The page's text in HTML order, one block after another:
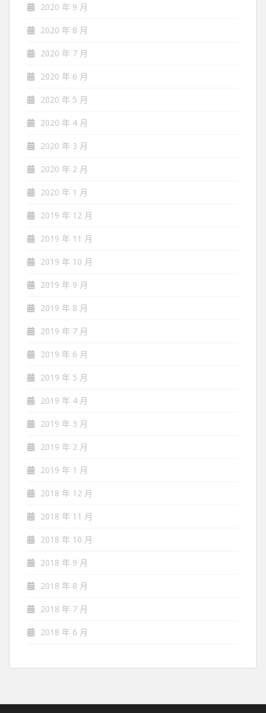
2020 年 9 月
2020 年 8 月
2020 年 7 月
2020 年 6 月
2020 年 5 月
2020 年 4 月
2020 年 3 月
2020 年 2 月
2020 年 1 月
2019 年 12 月
2019 年 11 月
2019 年 10 月
2019 年 9 月
2019 年 8 月
2019 年 7 月
2019 年 6 月
2019 年 5 月
2019 年 4 月
2019 年 3 月
2019 年 2 月
2019 年 1 月
2018 年 12 月
2018 年 11 月
2018 年 10 月
2018 年 9 月
2018 年 8 月
2018 年 7 月
2018 年 6 月